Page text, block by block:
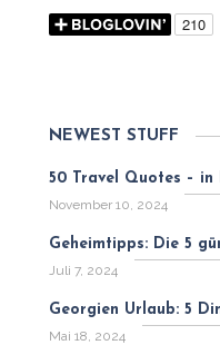
NEWEST STUFF
50 Travel Quotes – in
November 10, 2024
Geheimtipps: Die 5
Juli 7, 2024
Georgien Urlaub: 5
Mai 18, 2024